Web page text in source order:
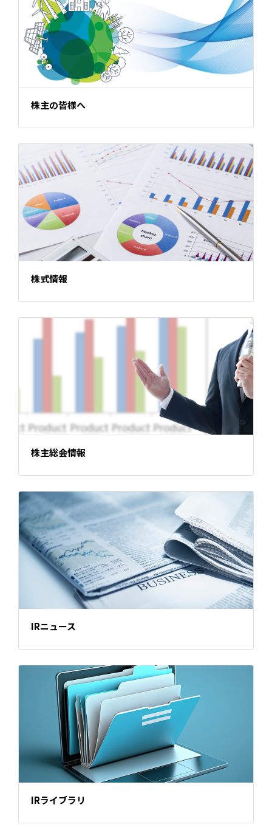
株主の皆様へ
株式情報
株主総会情報
IRニュース
IRライブラリ